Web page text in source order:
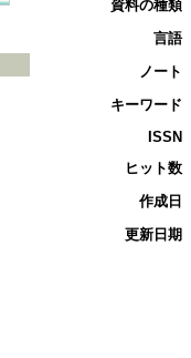
資料の種類
言語
ノート
キーワード
ISSN
ヒット数
作成日
更新日期